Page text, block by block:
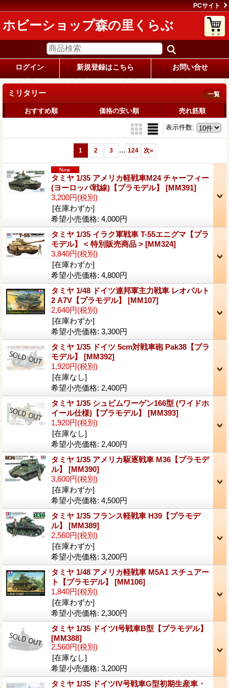
PCサイト
ホビーショップ森の里くらぶ
ログイン 新規登録はこちら お問い合せ
ミリタリー 一覧
おすすめ順 価格の安い順 売れ筋順
表示件数:
1 2 3 ... 124 次»
タミヤ 1/35 アメリカ軽戦車M24 チャーフィー
(ヨーロッパ戦線)【プラモデル】 [MM391]
3,200円(税別)
[在庫わずか]
希望小売価格: 4,000円
タミヤ 1/35 イラク軍戦車 T-55エニグマ【プラ
モデル】 < 特別販売商品 > [MM324]
3,840円(税別)
[在庫わずか]
希望小売価格: 4,800円
タミヤ 1/48 ドイツ連邦軍主力戦車 レオパルト
2 A7V【プラモデル】 [MM107]
2,640円(税別)
[在庫わずか]
希望小売価格: 3,300円
タミヤ 1/35 ドイツ 5cm対戦車砲 Pak38【プラ
モデル】 [MM392]
1,920円(税別)
[在庫なし]
希望小売価格: 2,400円
タミヤ 1/35 シュビムワーゲン166型 (ワイドホ
イール仕様)【プラモデル】 [MM393]
1,920円(税別)
[在庫なし]
希望小売価格: 2,400円
タミヤ 1/35 アメリカ駆逐戦車 M36【プラモデ
ル】 [MM390]
3,600円(税別)
[在庫わずか]
希望小売価格: 4,500円
タミヤ 1/35 フランス軽戦車 H39【プラモデ
ル】 [MM389]
2,560円(税別)
[在庫わずか]
希望小売価格: 3,200円
タミヤ 1/48 アメリカ軽戦車 M5A1 スチュアー
ト【プラモデル】 [MM106]
1,840円(税別)
[在庫わずか]
希望小売価格: 2,300円
タミヤ 1/35 ドイツI号戦車B型【プラモデル】
[MM388]
2,560円(税別)
[在庫なし]
希望小売価格: 3,200円
タミヤ 1/35 ドイツIV号戦車G型初期生産車・